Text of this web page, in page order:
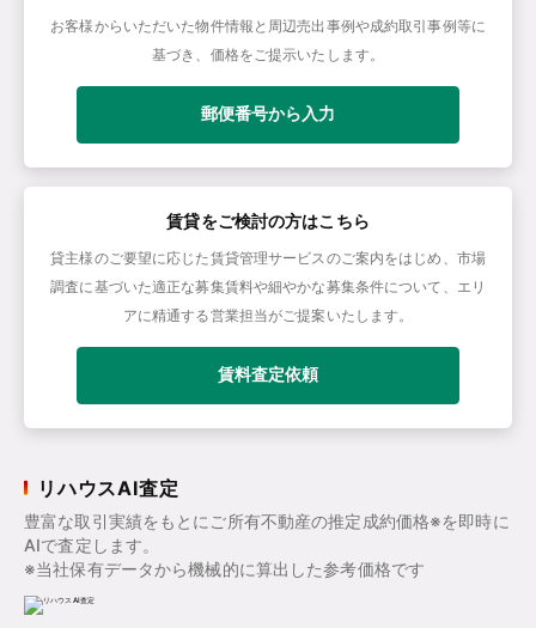
お客様からいただいた物件情報と周辺売出事例や成約取引事例等に
基づき、価格をご提示いたします。
郵便番号から入力
賃貸をご検討の方はこちら
貸主様のご要望に応じた賃貸管理サービスのご案内をはじめ、市場
調査に基づいた適正な募集賃料や細やかな募集条件について、エリ
アに精通する営業担当がご提案いたします。
賃料査定依頼
リハウスAI査定
豊富な取引実績をもとにご所有不動産の推定成約価格※を即時に
AIで査定します。
※当社保有データから機械的に算出した参考価格です